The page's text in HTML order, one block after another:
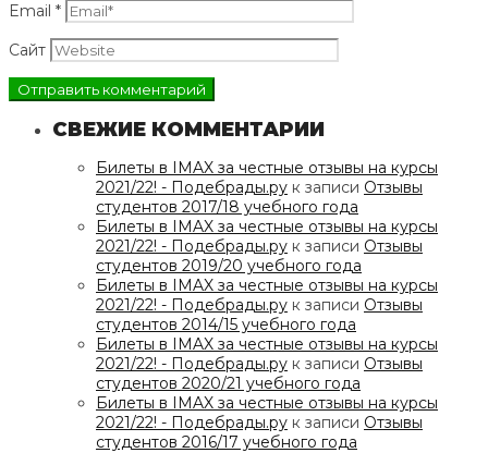
Email *
Сайт
СВЕЖИЕ КОММЕНТАРИИ
Билеты в IMAX за честные отзывы на курсы
2021/22! - Подебрады.ру к записи Отзывы
студентов 2017/18 учебного года
Билеты в IMAX за честные отзывы на курсы
2021/22! - Подебрады.ру к записи Отзывы
студентов 2019/20 учебного года
Билеты в IMAX за честные отзывы на курсы
2021/22! - Подебрады.ру к записи Отзывы
студентов 2014/15 учебного года
Билеты в IMAX за честные отзывы на курсы
2021/22! - Подебрады.ру к записи Отзывы
студентов 2020/21 учебного года
Билеты в IMAX за честные отзывы на курсы
2021/22! - Подебрады.ру к записи Отзывы
студентов 2016/17 учебного года